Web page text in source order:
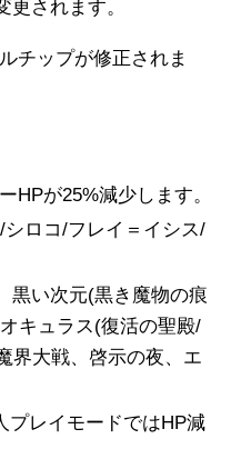
更されます。
チップが修正されま
HPが25%減少します。
シロコ/フレイ＝イシス/
黒い次元(黒き魔物の痕
キュラス(復活の聖殿/
界大戦、啓示の夜、エ
レイモードではHP減